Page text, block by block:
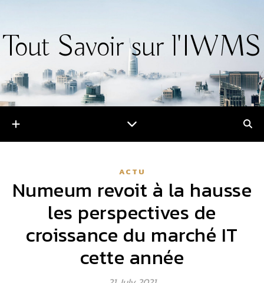
Tout Savoir sur l'IWMS
ACTU
Numeum revoit à la hausse
les perspectives de
croissance du marché IT
cette année